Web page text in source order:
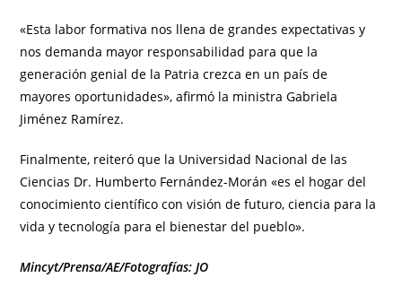
«Esta labor formativa nos llena de grandes expectativas y
nos demanda mayor responsabilidad para que la
generación genial de la Patria crezca en un país de
mayores oportunidades», afirmó la ministra Gabriela
Jiménez Ramírez.
Finalmente, reiteró que la Universidad Nacional de las
Ciencias Dr. Humberto Fernández-Morán «es el hogar del
conocimiento científico con visión de futuro, ciencia para la
vida y tecnología para el bienestar del pueblo».
Mincyt/Prensa/AE/Fotografías: JO